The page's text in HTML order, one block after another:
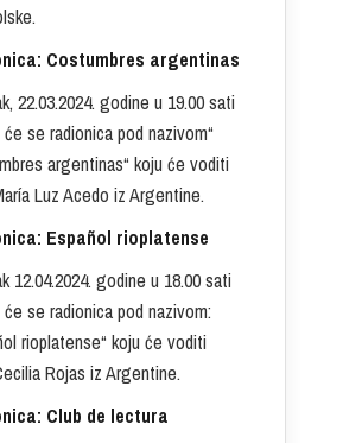
Costumbres argentinas
22.03.2024. godine u 19.00 sati
se radionica pod nazivom“
argentinas“ koju će voditi
Luz Acedo iz Argentine.
Español rioplatense
12.04.2024. godine u 18.00 sati
se radionica pod nazivom:
rioplatense“ koju će voditi
Rojas iz Argentine.
Club de lectura